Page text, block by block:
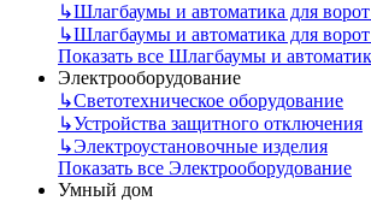
↳Шлагбаумы и автоматика для
↳Шлагбаумы и автоматика для
Показать все Шлагбаумы и
Электрооборудование
↳Светотехническое оборудование
↳Устройства защитного отключения
↳Электроустановочные изделия
Показать все Электрооборудование
Умный дом